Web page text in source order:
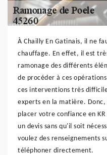
À Chailly En Gatinais, il ne
chauffage. En effet, il est
ramonage des différents
de procéder à ces
ces interventions très
experts en la matière. Donc,
placer votre confiance en
un devis sans qu'il soit
voulez des renseignements
téléphoner directement.